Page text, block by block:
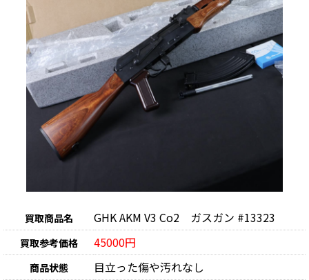
買取商品名 GHK AKM V3 Co2 ガスガン #13323
買取参考価格 45000円
商品状態 目立った傷や汚れなし